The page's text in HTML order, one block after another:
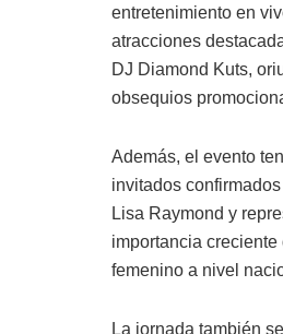
entretenimiento en
atracciones
DJ Diamond Kuts,
obsequios
Además, el evento
invitados
Lisa Raymond y
importancia
femenino a nivel
La jornada también